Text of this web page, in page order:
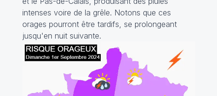
intenses voire de la grêle. Notons que ces
orages pourront être tardifs, se prolongeant
jusqu'en nuit suivante.